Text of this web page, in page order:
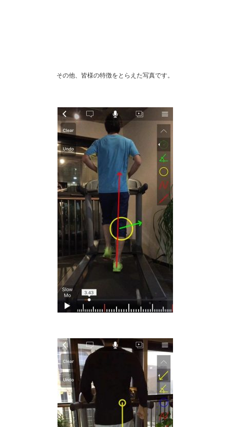
その他、皆様の特徴をとらえた写真です。